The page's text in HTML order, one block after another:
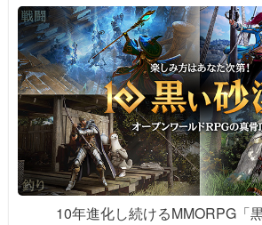
10年進化し続けるMMORPG「黒